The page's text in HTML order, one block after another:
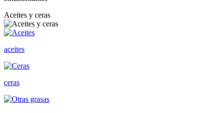
Aceites y ceras
aceites
ceras